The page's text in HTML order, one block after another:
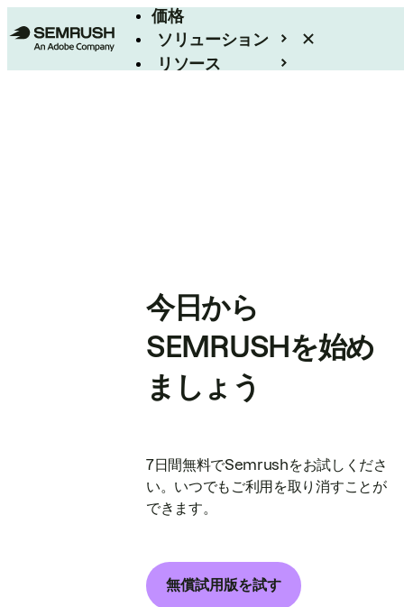
価格
ソリューション
リソース
今日から
SEMRUSHを始め
ましょう
7日間無料でSemrushをお試しくださ
い。いつでもご利用を取り消すことが
できます。
無償試用版を試す